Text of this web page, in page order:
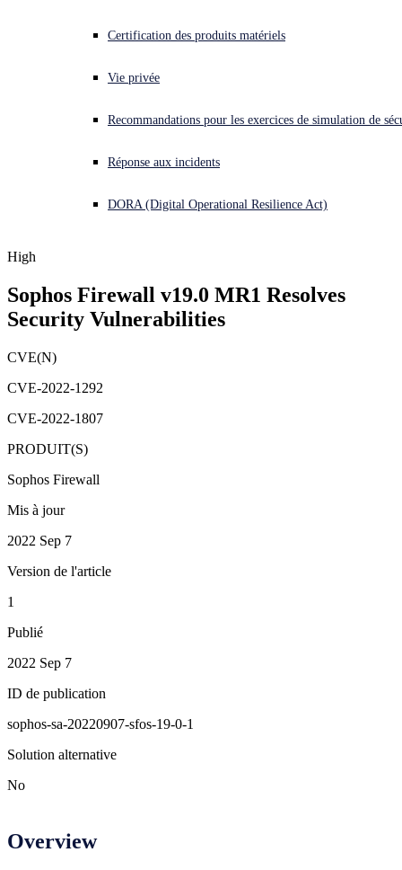
Vous subissez une cyberattaque ? Obtenez une aide immédiate.
Open language switcher
Certification des produits matériels
Vie privée
Recommandations pour les exercices de simulation de
Réponse aux incidents
DORA (Digital Operational Resilience Act)
High
Sophos Firewall v19.0 MR1 Resolves
Security Vulnerabilities
CVE(N)
CVE-2022-1292
CVE-2022-1807
PRODUIT(S)
Sophos Firewall
Mis à jour
2022 Sep 7
Version de l'article
1
Publié
2022 Sep 7
ID de publication
sophos-sa-20220907-sfos-19-0-1
Solution alternative
No
Overview